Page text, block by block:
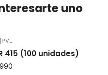
uno
PVL
415 (100 unidades)